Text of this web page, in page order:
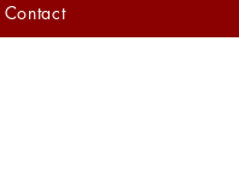
Contact